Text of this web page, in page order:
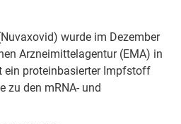
wurde im Dezember
Arzneimittelagentur (EMA) in
ein proteinbasierter Impfstoff
zu den mRNA- und